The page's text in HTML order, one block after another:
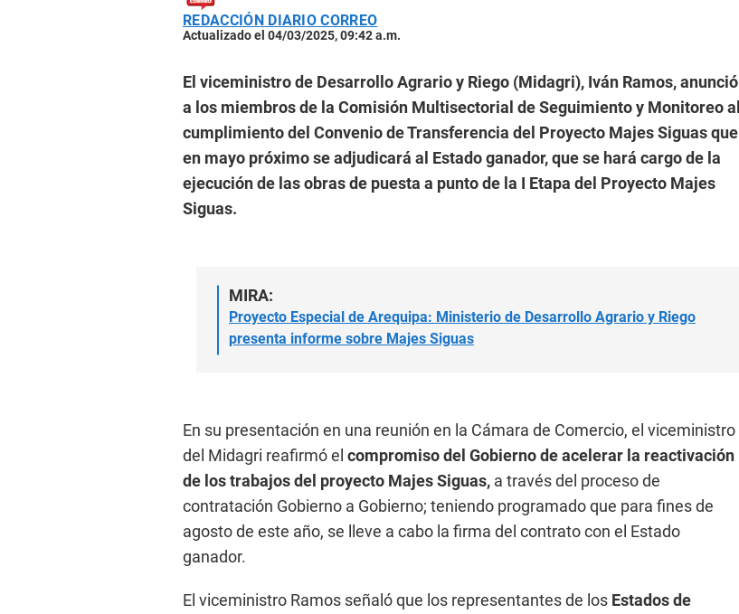
REDACCIÓN DIARIO CORREO
Actualizado el 04/03/2025, 09:42 a.m.
El viceministrode Desarrollo Agrario y Riego (Midagri), Iván Ramos, anunció
a los miembros de la Comisión Multisectorial de Seguimiento y Monitoreo al
cumplimiento del Convenio de Transferencia del Proyecto Majes Siguas que
en mayo próximo se adjudicará al Estado ganador, que se hará cargo de la
ejecución de las obras de puesta a punto de la I Etapa del Proyecto Majes
Siguas.
MIRA:
Proyecto Especial de Arequipa: Ministerio de Desarrollo Agrario y Riego
presenta informe sobre Majes Siguas
En su presentación en una reunión en la Cámara de Comercio, el viceministro
del Midagri reafirmó el compromiso del Gobierno de acelerar la reactivación
de los trabajos del proyecto Majes Siguas, a través del proceso de
contratación Gobierno a Gobierno; teniendo programado que para fines de
agosto de este año, se lleve a cabo la firma del contrato con el Estado
ganador.
El viceministro Ramos señaló que los representantes de los Estados de